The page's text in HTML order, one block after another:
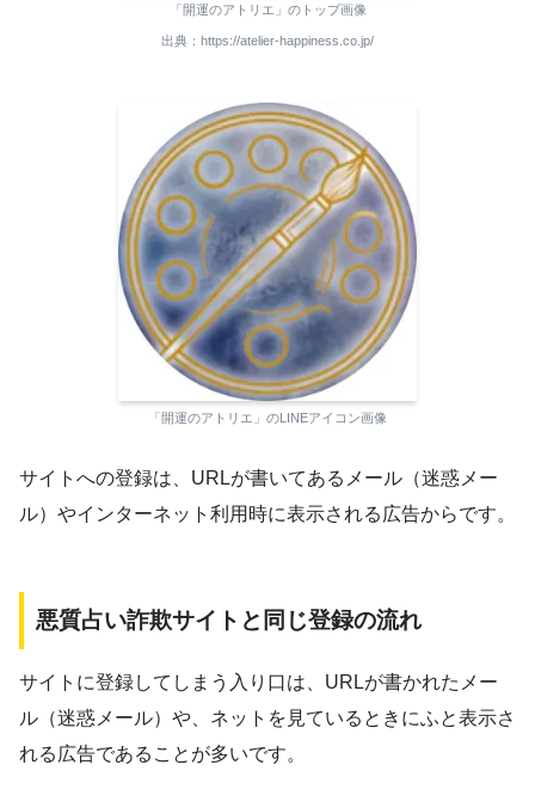
「開運のアトリエ」のトップ画像
出典：https://atelier-happiness.co.jp/
「開運のアトリエ」のLINEアイコン画像
サイトへの登録は、URLが書いてあるメール（迷惑メー
ル）やインターネット利用時に表示される広告からです。
悪質占い詐欺サイトと同じ登録の流れ
サイトに登録してしまう入り口は、URLが書かれたメー
ル（迷惑メール）や、ネットを見ているときにふと表示さ
れる広告であることが多いです。